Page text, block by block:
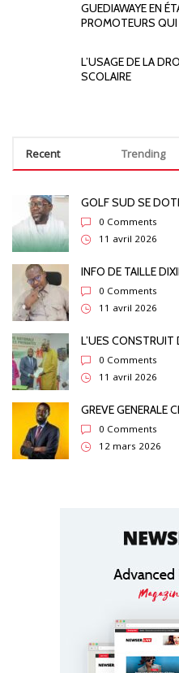
GUEDIAWAYE EN
PROMOTEURS QUI
L’USAGE DE LA
SCOLAIRE
Recent Trending
GOLF SUD SE
0 Comments
11 avril 2026
INFO DE TAILLE
0 Comments
11 avril 2026
L’UES
0 Comments
11 avril 2026
GREVE GENERALE
0 Comments
12 mars 2026